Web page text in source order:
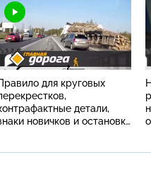
для круговых
детали,
новичков и остановка